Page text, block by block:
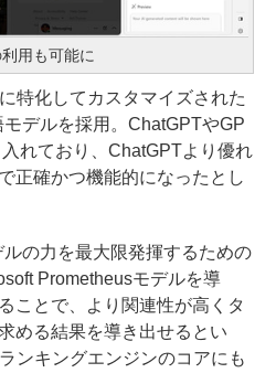
用も可能に
特化してカスタマイズされた
デルを採用。ChatGPTやGP
れており、ChatGPTより優れ
正確かつ機能的になったとし
の力を最大限発揮するための
Prometheusモデルを導
ことで、より関連性が高くタ
める結果を導き出せるとい
ンキングエンジンのコアにも